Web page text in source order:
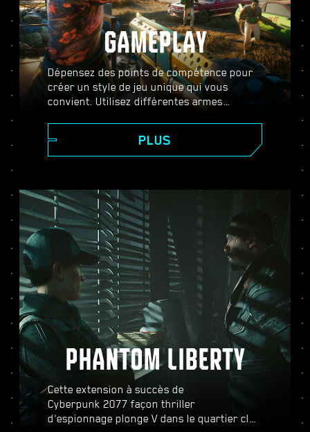
GAMEPLAY
Dépensez des points de compétence pour
créer un style de jeu unique qui vous
convient. Utilisez différentes armes
pour devenir le meilleur mercenaire de la
ville. Prenez part à des fusillades intenses,
faufilez-vous dans des zones hautement
gardées.
PLUS
PHANTOM LIBERTY
Cette extension à succès de
Cyberpunk 2077 façon thriller
d'espionnage plonge V dans le quartier clos